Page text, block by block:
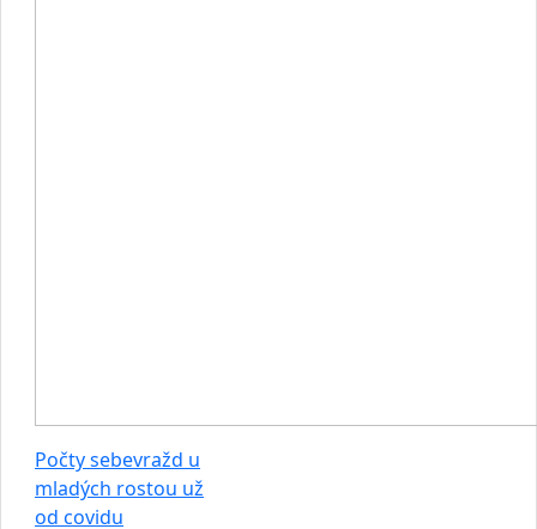
Počty sebevražd u
mladých rostou už
od covidu